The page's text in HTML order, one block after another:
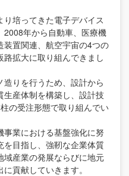
り培ってきた電子デバイス
2008年から自動車、医療機
装置関連、航空宇宙の4つの
路拡大に取り組んできまし
造りを行うため、設計から
生産体制を構築し、設計技
の受注形態で取り組んでい
事業における基盤強化に努
を目指し、強靭な企業体質
域産業の発展ならびに地元
貢献していきます。